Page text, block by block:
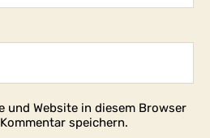
und Website in diesem Browser
speichern.